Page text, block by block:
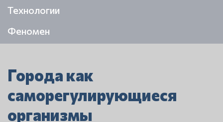
Технологии
Феномен
Города как
саморегулирующиеся
организмы